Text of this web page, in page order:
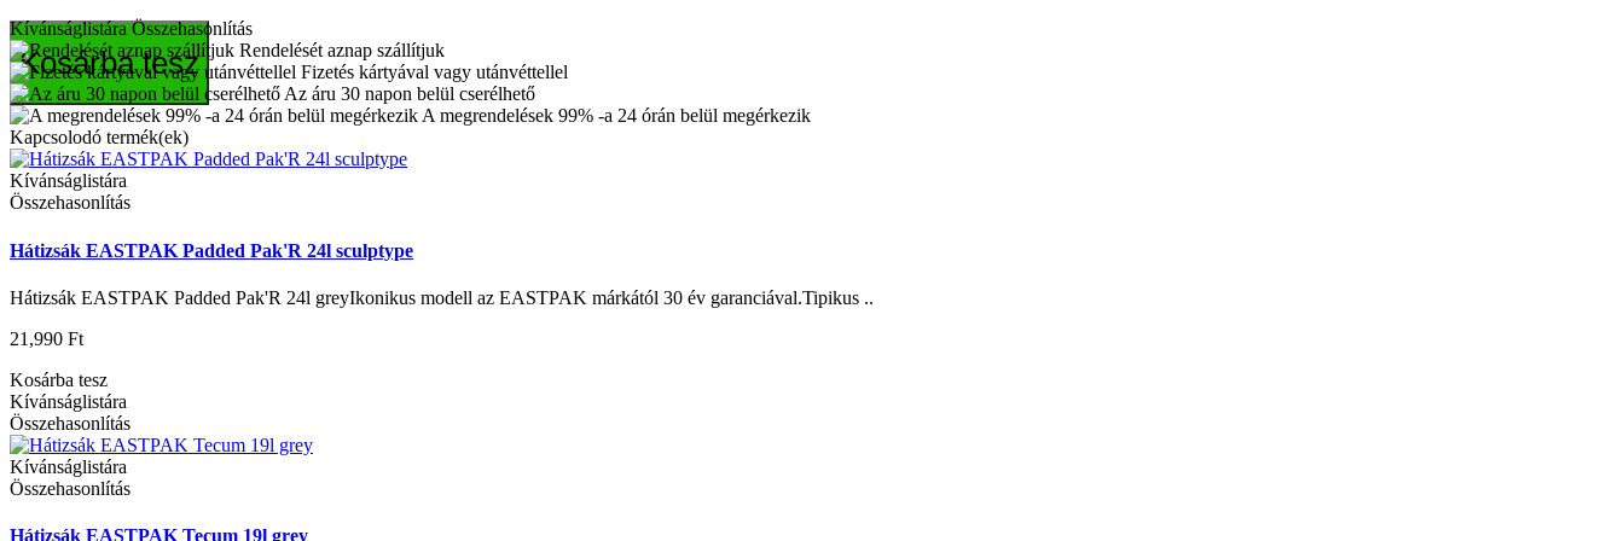
Kosárba tesz
Kívánságlistára Összehasonlítás
Rendelését aznap szállítjuk
Fizetés kártyával vagy utánvéttellel
Az áru 30 napon belül cserélhető
A megrendelések 99% -a 24 órán belül megérkezik
Kapcsolodó termék(ek)
Kívánságlistára
Összehasonlítás
Hátizsák EASTPAK Padded Pak'R 24l sculptype
Hátizsák EASTPAK Padded Pak'R 24l greyIkonikus modell az EASTPAK márkától 30 év garanciával.Tipikus ..
21,990 Ft
Kosárba tesz
Kívánságlistára
Összehasonlítás
Kívánságlistára
Összehasonlítás
Hátizsák EASTPAK Tecum 19l grey